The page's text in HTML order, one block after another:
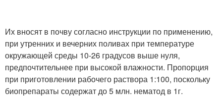
Их вносят в почву согласно инструкции по применению,
при утренних и вечерних поливах при температуре
окружающей среды 10-26 градусов выше нуля,
предпочтительнее при высокой влажности. Пропорция
при приготовлении рабочего раствора 1:100, поскольку
биопрепараты содержат до 5 млн. нематод в 1г.